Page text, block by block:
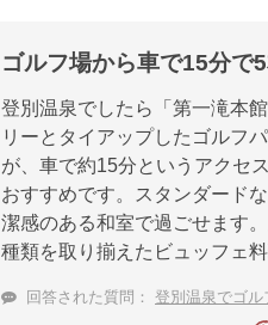
ゴルフ場から車で15分で
登別温泉でしたら「第一滝本
リーとタイアップしたゴルフ
が、車で約15分というアクセ
おすすめです。スタンダード
潔感のある和室で過ごせます
種類を取り揃えたビュッフェ
回答された質問： 登別温泉でゴル